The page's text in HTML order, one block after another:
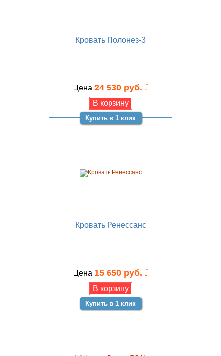
Кровать Полонез-3
Цена 24 530 руб. J
Купить в 1 клик
Кровать Ренессанс
Цена 15 650 руб. J
Купить в 1 клик